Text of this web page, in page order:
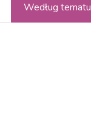
Według tematu